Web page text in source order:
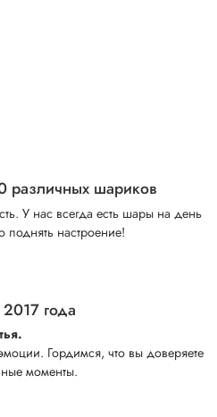
различных шариков
У нас всегда есть шары на день
настроение!
года
Гордимся, что вы доверяете
моменты.